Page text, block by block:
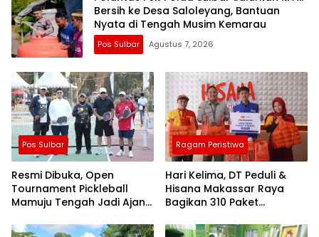
Bersih ke Desa Saloleyang, Bantuan
Nyata di Tengah Musim Kemarau
Pos Sulbar Agustus 7, 2026
Pos Sulbar
Resmi Dibuka, Open
Tournament Pickleball
Mamuju Tengah Jadi Ajang
Ragam Peristiwa
Hari Kelima, DT Peduli &
Hisana Makassar Raya
Bagikan 310 Paket
Kebakaran Tallo